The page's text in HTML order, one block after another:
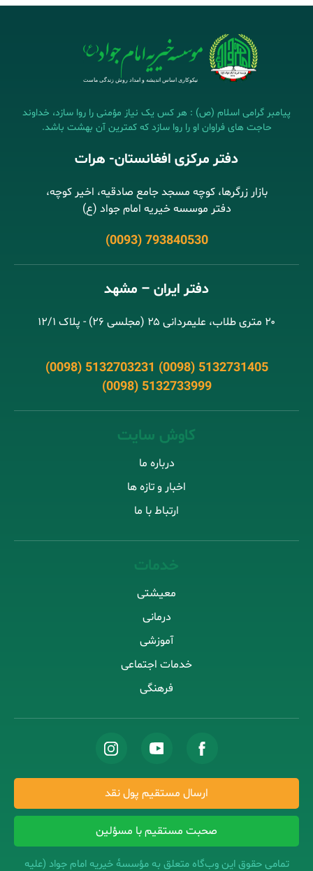
پیامبر گرامی اسلام (ص) : هر کس یک نیاز مؤمنی را روا سازد، خداوند
حاجت های فراوان او را روا سازد که کمترین آن بهشت باشد.
دفتر مرکزی افغانستان- هرات
بازار زرگرها، کوچه مسجد جامع صادقیه، اخیر کوچه،
دفتر موسسه خیریه امام جواد (ع)
(0093) 793840530
دفتر ایران – مشهد
۲۰ متری طلاب، علیمردانی ۲۵ (مجلسی ۲۶) - پلاک ۱۲/۱
(0098) 5132703231 (0098) 5132731405
(0098) 5132733999
کاوش سایت
درباره ما
اخبار و تازه ها
ارتباط با ما
خدمات
معیشتی
درمانی
آموزشی
خدمات اجتماعی
فرهنگی
ارسال مستقیم پول نقد
صحبت مستقیم با مسؤلین
تمامی حقوق این وب‌‌گاه متعلق به مؤسسهٔ خیریه امام جواد (علیه